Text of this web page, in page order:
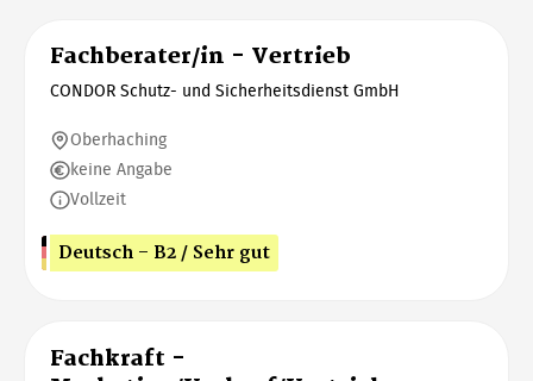
Fachberater/in - Vertrieb
CONDOR Schutz- und Sicherheitsdienst GmbH
Oberhaching
keine Angabe
Vollzeit
Deutsch - B2 / Sehr gut
Fachkraft -